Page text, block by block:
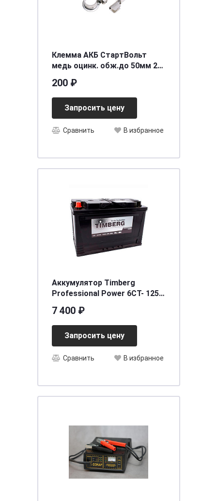
Клемма АКБ СтартВольт
медь оцинк. обж.до 50мм 2
200 ₽
Запросить цену
Сравнить В избранное
Аккумулятор Timberg
Professional Power 6СТ- 125
7 400 ₽
Запросить цену
Сравнить В избранное